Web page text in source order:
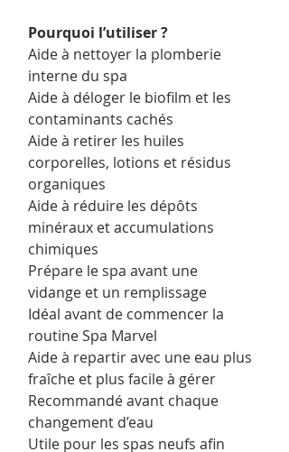
Pourquoi l’utiliser ?
Aide à nettoyer la plomberie
interne du spa
Aide à déloger le biofilm et les
contaminants cachés
Aide à retirer les huiles
corporelles, lotions et résidus
organiques
Aide à réduire les dépôts
minéraux et accumulations
chimiques
Prépare le spa avant une
vidange et un remplissage
Idéal avant de commencer la
routine Spa Marvel
Aide à repartir avec une eau plus
fraîche et plus facile à gérer
Recommandé avant chaque
changement d’eau
Utile pour les spas neufs afin